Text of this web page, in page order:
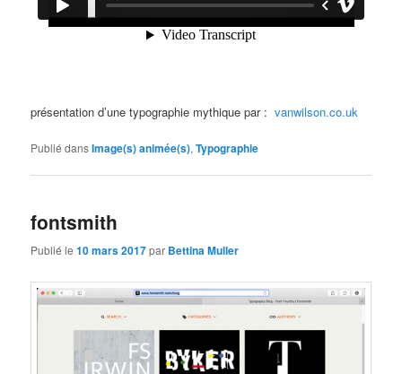
présentation d’une typographie mythique par :vanwilson.co.uk
Publié dansImage(s) animée(s),Typographie
fontsmith
Publié le10 mars 2017par Bettina Muller